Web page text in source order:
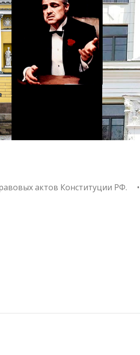
актов Конституции РФ.